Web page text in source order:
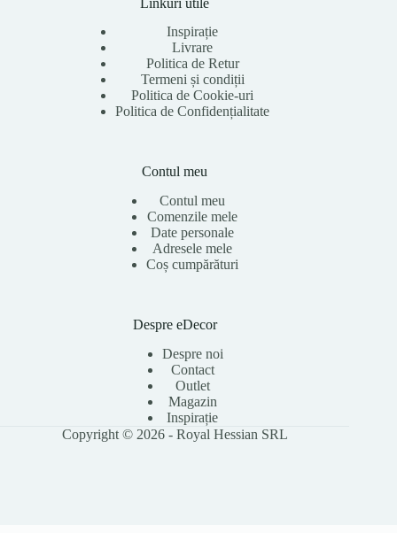
Inspirație
Livrare
Politica de Retur
Termeni și condiții
Politica de Cookie-uri
Politica de Confidențialitate
Contul meu
Contul meu
Comenzile mele
Date personale
Adresele mele
Coș cumpărături
Despre eDecor
Despre noi
Contact
Outlet
Magazin
Inspirație
Copyright © 2026 - Royal Hessian SRL